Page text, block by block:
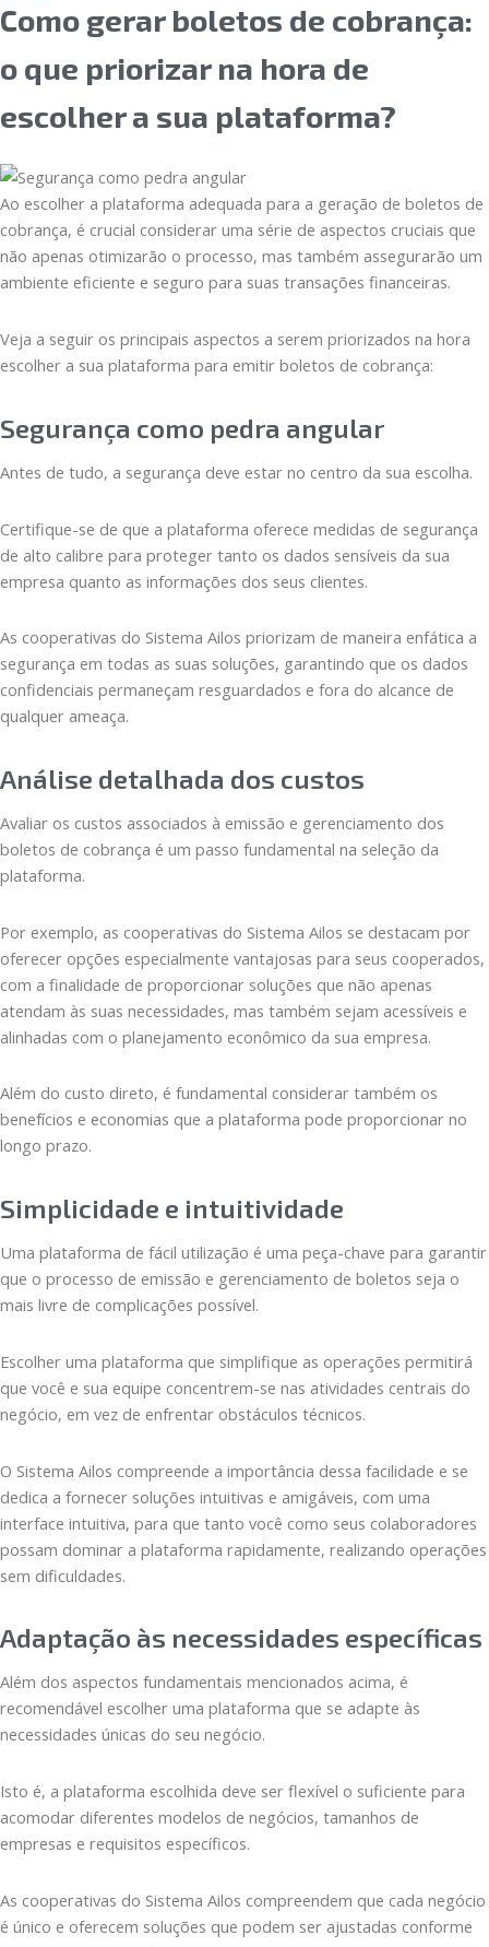
Como gerar boletos de cobrança:
o que priorizar na hora de
escolher a sua plataforma?
Ao escolher a plataforma adequada para a geração de boletos de
cobrança, é crucial considerar uma série de aspectos cruciais que
não apenas otimizarão o processo, mas também assegurarão um
ambiente eficiente e seguro para suas transações financeiras.
Veja a seguir os principais aspectos a serem priorizados na hora
escolher a sua plataforma para emitir boletos de cobrança:
Segurança como pedra angular
Antes de tudo, a segurança deve estar no centro da sua escolha.
Certifique-se de que a plataforma oferece medidas de segurança
de alto calibre para proteger tanto os dados sensíveis da sua
empresa quanto as informações dos seus clientes.
As cooperativas do Sistema Ailos priorizam de maneira enfática a
segurança em todas as suas soluções, garantindo que os dados
confidenciais permaneçam resguardados e fora do alcance de
qualquer ameaça.
Análise detalhada dos custos
Avaliar os custos associados à emissão e gerenciamento dos
boletos de cobrança é um passo fundamental na seleção da
plataforma.
Por exemplo, as cooperativas do Sistema Ailos se destacam por
oferecer opções especialmente vantajosas para seus cooperados,
com a finalidade de proporcionar soluções que não apenas
atendam às suas necessidades, mas também sejam acessíveis e
alinhadas com o planejamento econômico da sua empresa.
Além do custo direto, é fundamental considerar também os
benefícios e economias que a plataforma pode proporcionar no
longo prazo.
Simplicidade e intuitividade
Uma plataforma de fácil utilização é uma peça-chave para garantir
que o processo de emissão e gerenciamento de boletos seja o
mais livre de complicações possível.
Escolher uma plataforma que simplifique as operações permitirá
que você e sua equipe concentrem-se nas atividades centrais do
negócio, em vez de enfrentar obstáculos técnicos.
O Sistema Ailos compreende a importância dessa facilidade e se
dedica a fornecer soluções intuitivas e amigáveis, com uma
interface intuitiva, para que tanto você como seus colaboradores
possam dominar a plataforma rapidamente, realizando operações
sem dificuldades.
Adaptação às necessidades específicas
Além dos aspectos fundamentais mencionados acima, é
recomendável escolher uma plataforma que se adapte às
necessidades únicas do seu negócio.
Isto é, a plataforma escolhida deve ser flexível o suficiente para
acomodar diferentes modelos de negócios, tamanhos de
empresas e requisitos específicos.
As cooperativas do Sistema Ailos compreendem que cada negócio
é único e oferecem soluções que podem ser ajustadas conforme